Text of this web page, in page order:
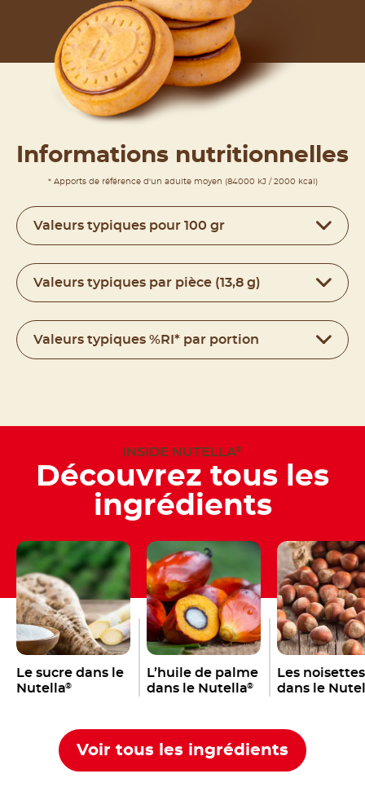
Informations nutritionnelles
* Apports de référence d'un adulte moyen (84000 kJ / 2000 kcal)
Valeurs typiques pour 100 gr
Valeurs typiques par pièce (13,8 g)
Valeurs typiques %RI* par portion
INSIDE NUTELLA®
Découvrez tous les
ingrédients
Le sucre dans le
Nutella®
L’huile de palme
dans le Nutella®
Les noisettes
dans le
Voir tous les ingrédients